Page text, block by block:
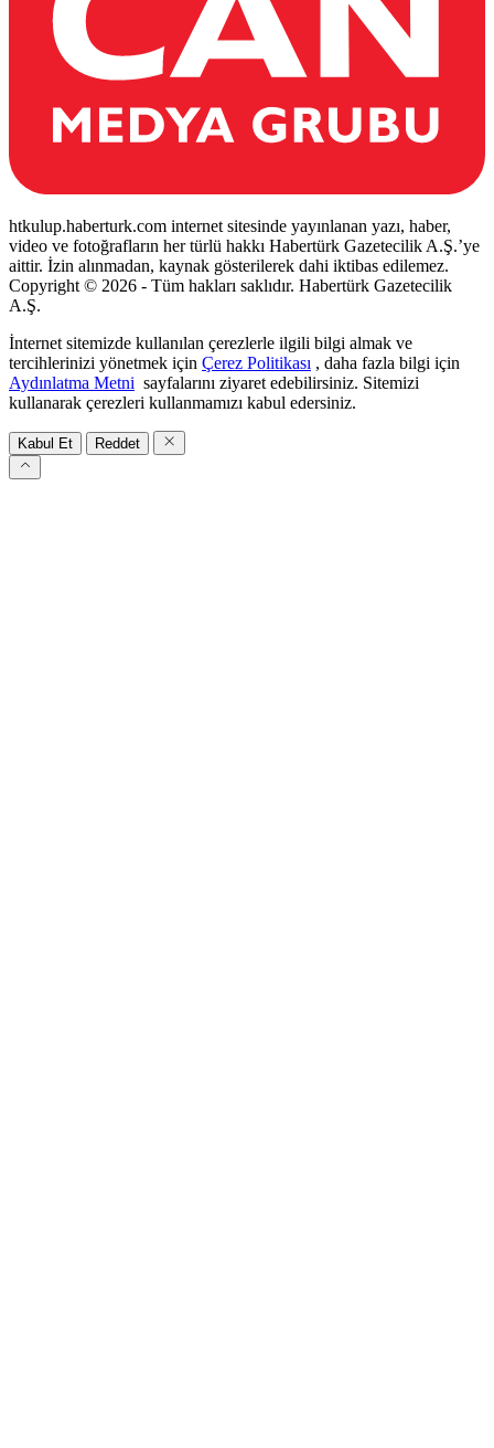
htkulup.haberturk.com internet sitesinde yayınlanan yazı, haber,
video ve fotoğrafların her türlü hakkı Habertürk Gazetecilik A.Ş.’ye
aittir. İzin alınmadan, kaynak gösterilerek dahi iktibas edilemez.
Copyright © 2026 - Tüm hakları saklıdır. Habertürk Gazetecilik
A.Ş.
İnternet sitemizde kullanılan çerezlerle ilgili bilgi almak ve
tercihlerinizi yönetmek için Çerez Politikası , daha fazla bilgi için
Aydınlatma Metni sayfalarını ziyaret edebilirsiniz. Sitemizi
kullanarak çerezleri kullanmamızı kabul edersiniz.
Kabul Et Reddet